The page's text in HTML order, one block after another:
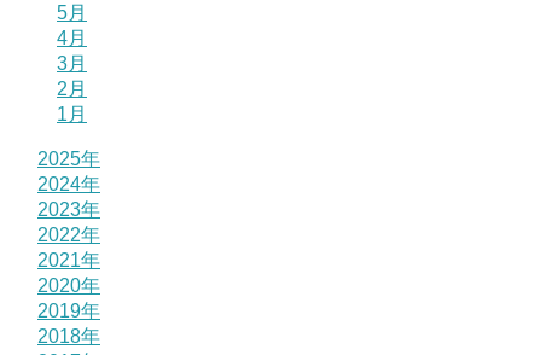
5月
4月
3月
2月
1月
2025年
2024年
2023年
2022年
2021年
2020年
2019年
2018年